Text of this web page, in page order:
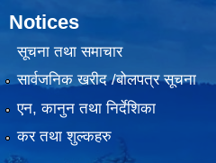
Notices
सूचना तथा समाचार
सार्वजनिक खरीद /बोलपत्र सूचना
एन, कानुन तथा निर्देशिका
कर तथा शुल्कहरु